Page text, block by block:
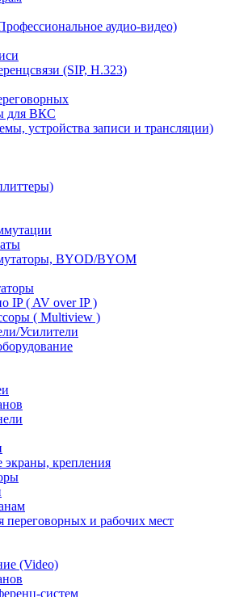
аудио-видео)
(SIP, H.323)
для ВКС
устройства записи и трансляции)
BYOD/BYOM
IP ( AV over IP )
( Multiview )
Усилители
крепления
и рабочих мест
(Video)
систем